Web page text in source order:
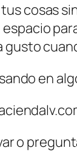
cosas
gusto
en
o